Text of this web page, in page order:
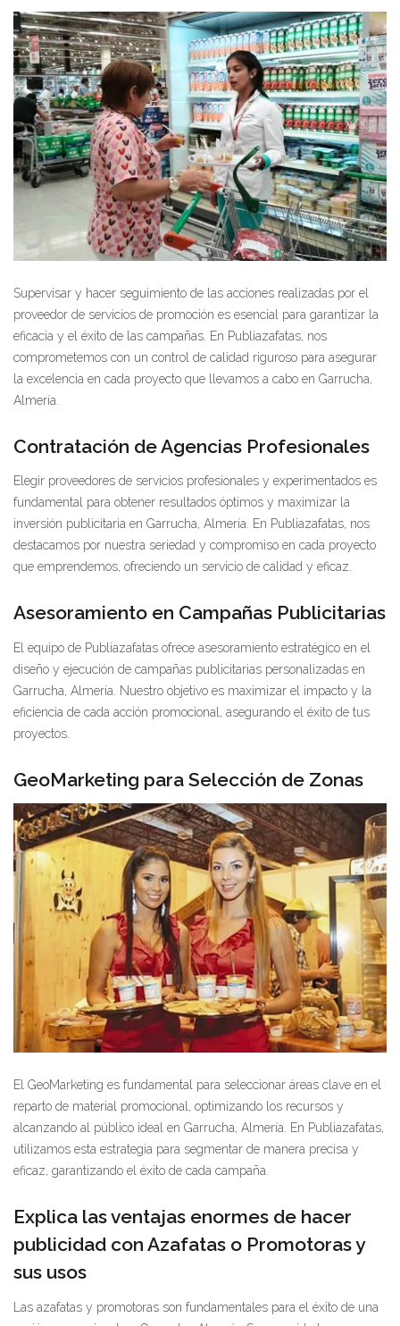
Supervisar y hacer seguimiento de las acciones realizadas por el
proveedor de servicios de promoción es esencial para garantizar la
eficacia y el éxito de las campañas. En Publiazafatas, nos
comprometemos con un control de calidad riguroso para asegurar
la excelencia en cada proyecto que llevamos a cabo en Garrucha,
Almería.
Contratación de Agencias Profesionales
Elegir proveedores de servicios profesionales y experimentados es
fundamental para obtener resultados óptimos y maximizar la
inversión publicitaria en Garrucha, Almería. En Publiazafatas, nos
destacamos por nuestra seriedad y compromiso en cada proyecto
que emprendemos, ofreciendo un servicio de calidad y eficaz.
Asesoramiento en Campañas Publicitarias
El equipo de Publiazafatas ofrece asesoramiento estratégico en el
diseño y ejecución de campañas publicitarias personalizadas en
Garrucha, Almería. Nuestro objetivo es maximizar el impacto y la
eficiencia de cada acción promocional, asegurando el éxito de tus
proyectos.
GeoMarketing para Selección de Zonas
El GeoMarketing es fundamental para seleccionar áreas clave en el
reparto de material promocional, optimizando los recursos y
alcanzando al público ideal en Garrucha, Almería. En Publiazafatas,
utilizamos esta estrategia para segmentar de manera precisa y
eficaz, garantizando el éxito de cada campaña.
Explica las ventajas enormes de hacer
publicidad con Azafatas o Promotoras y
sus usos
Las azafatas y promotoras son fundamentales para el éxito de una